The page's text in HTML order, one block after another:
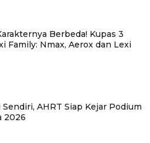
Berbeda! Kupas 3
Family: Nmax, Aerox dan Lexi
AHRT Siap Kejar Podium
2026